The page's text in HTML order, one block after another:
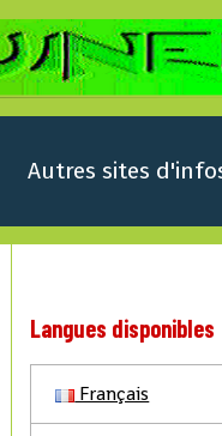
Autres sites
Langues disponibles
Français